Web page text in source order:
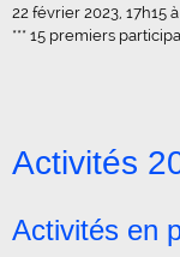
22 février 2023, 17h15
*** 15 premiers
Activités
Activités en